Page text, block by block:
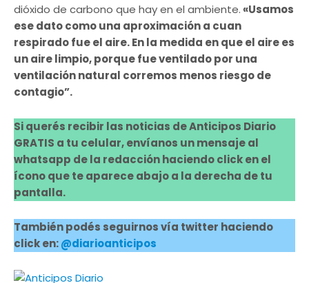
dióxido de carbono que hay en el ambiente. «Usamos
ese dato como una aproximación a cuan
respirado fue el aire. En la medida en que el aire es
un aire limpio, porque fue ventilado por una
ventilación natural corremos menos riesgo de
contagio”.
Si querés recibir las noticias de Anticipos Diario
GRATIS a tu celular, envíanos un mensaje al
whatsapp de la redacción haciendo click en el
ícono que te aparece abajo a la derecha de tu
pantalla.
También podés seguirnos vía twitter haciendo
click en:@diarioanticipos